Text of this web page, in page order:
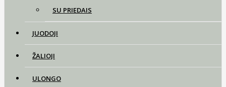
SU PRIEDAIS
JUODOJI
ŽALIOJI
ULONGO